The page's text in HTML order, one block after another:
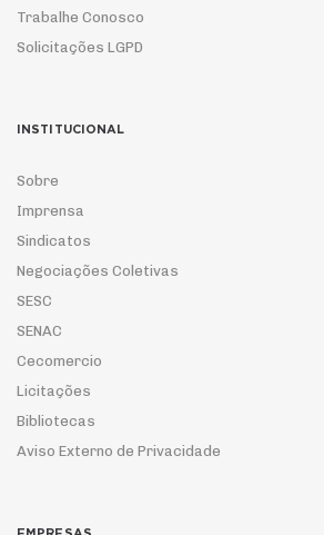
Trabalhe Conosco
Solicitações LGPD
INSTITUCIONAL
Sobre
Imprensa
Sindicatos
Negociações Coletivas
SESC
SENAC
Cecomercio
Licitações
Bibliotecas
Aviso Externo de Privacidade